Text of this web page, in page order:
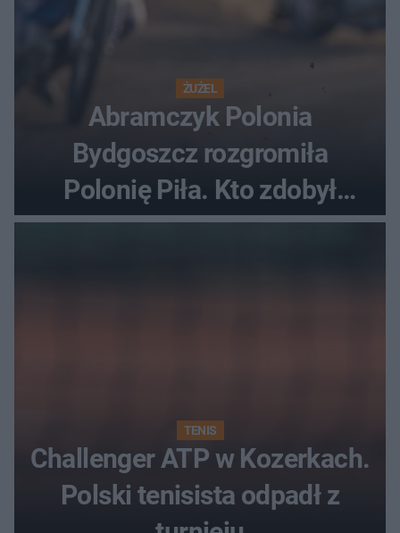
ŻUŻEL
Abramczyk Polonia
Bydgoszcz rozgromiła
Polonię Piła. Kto zdobył
najwięcej punktów?
TENIS
Challenger ATP w Kozerkach.
Polski tenisista odpadł z